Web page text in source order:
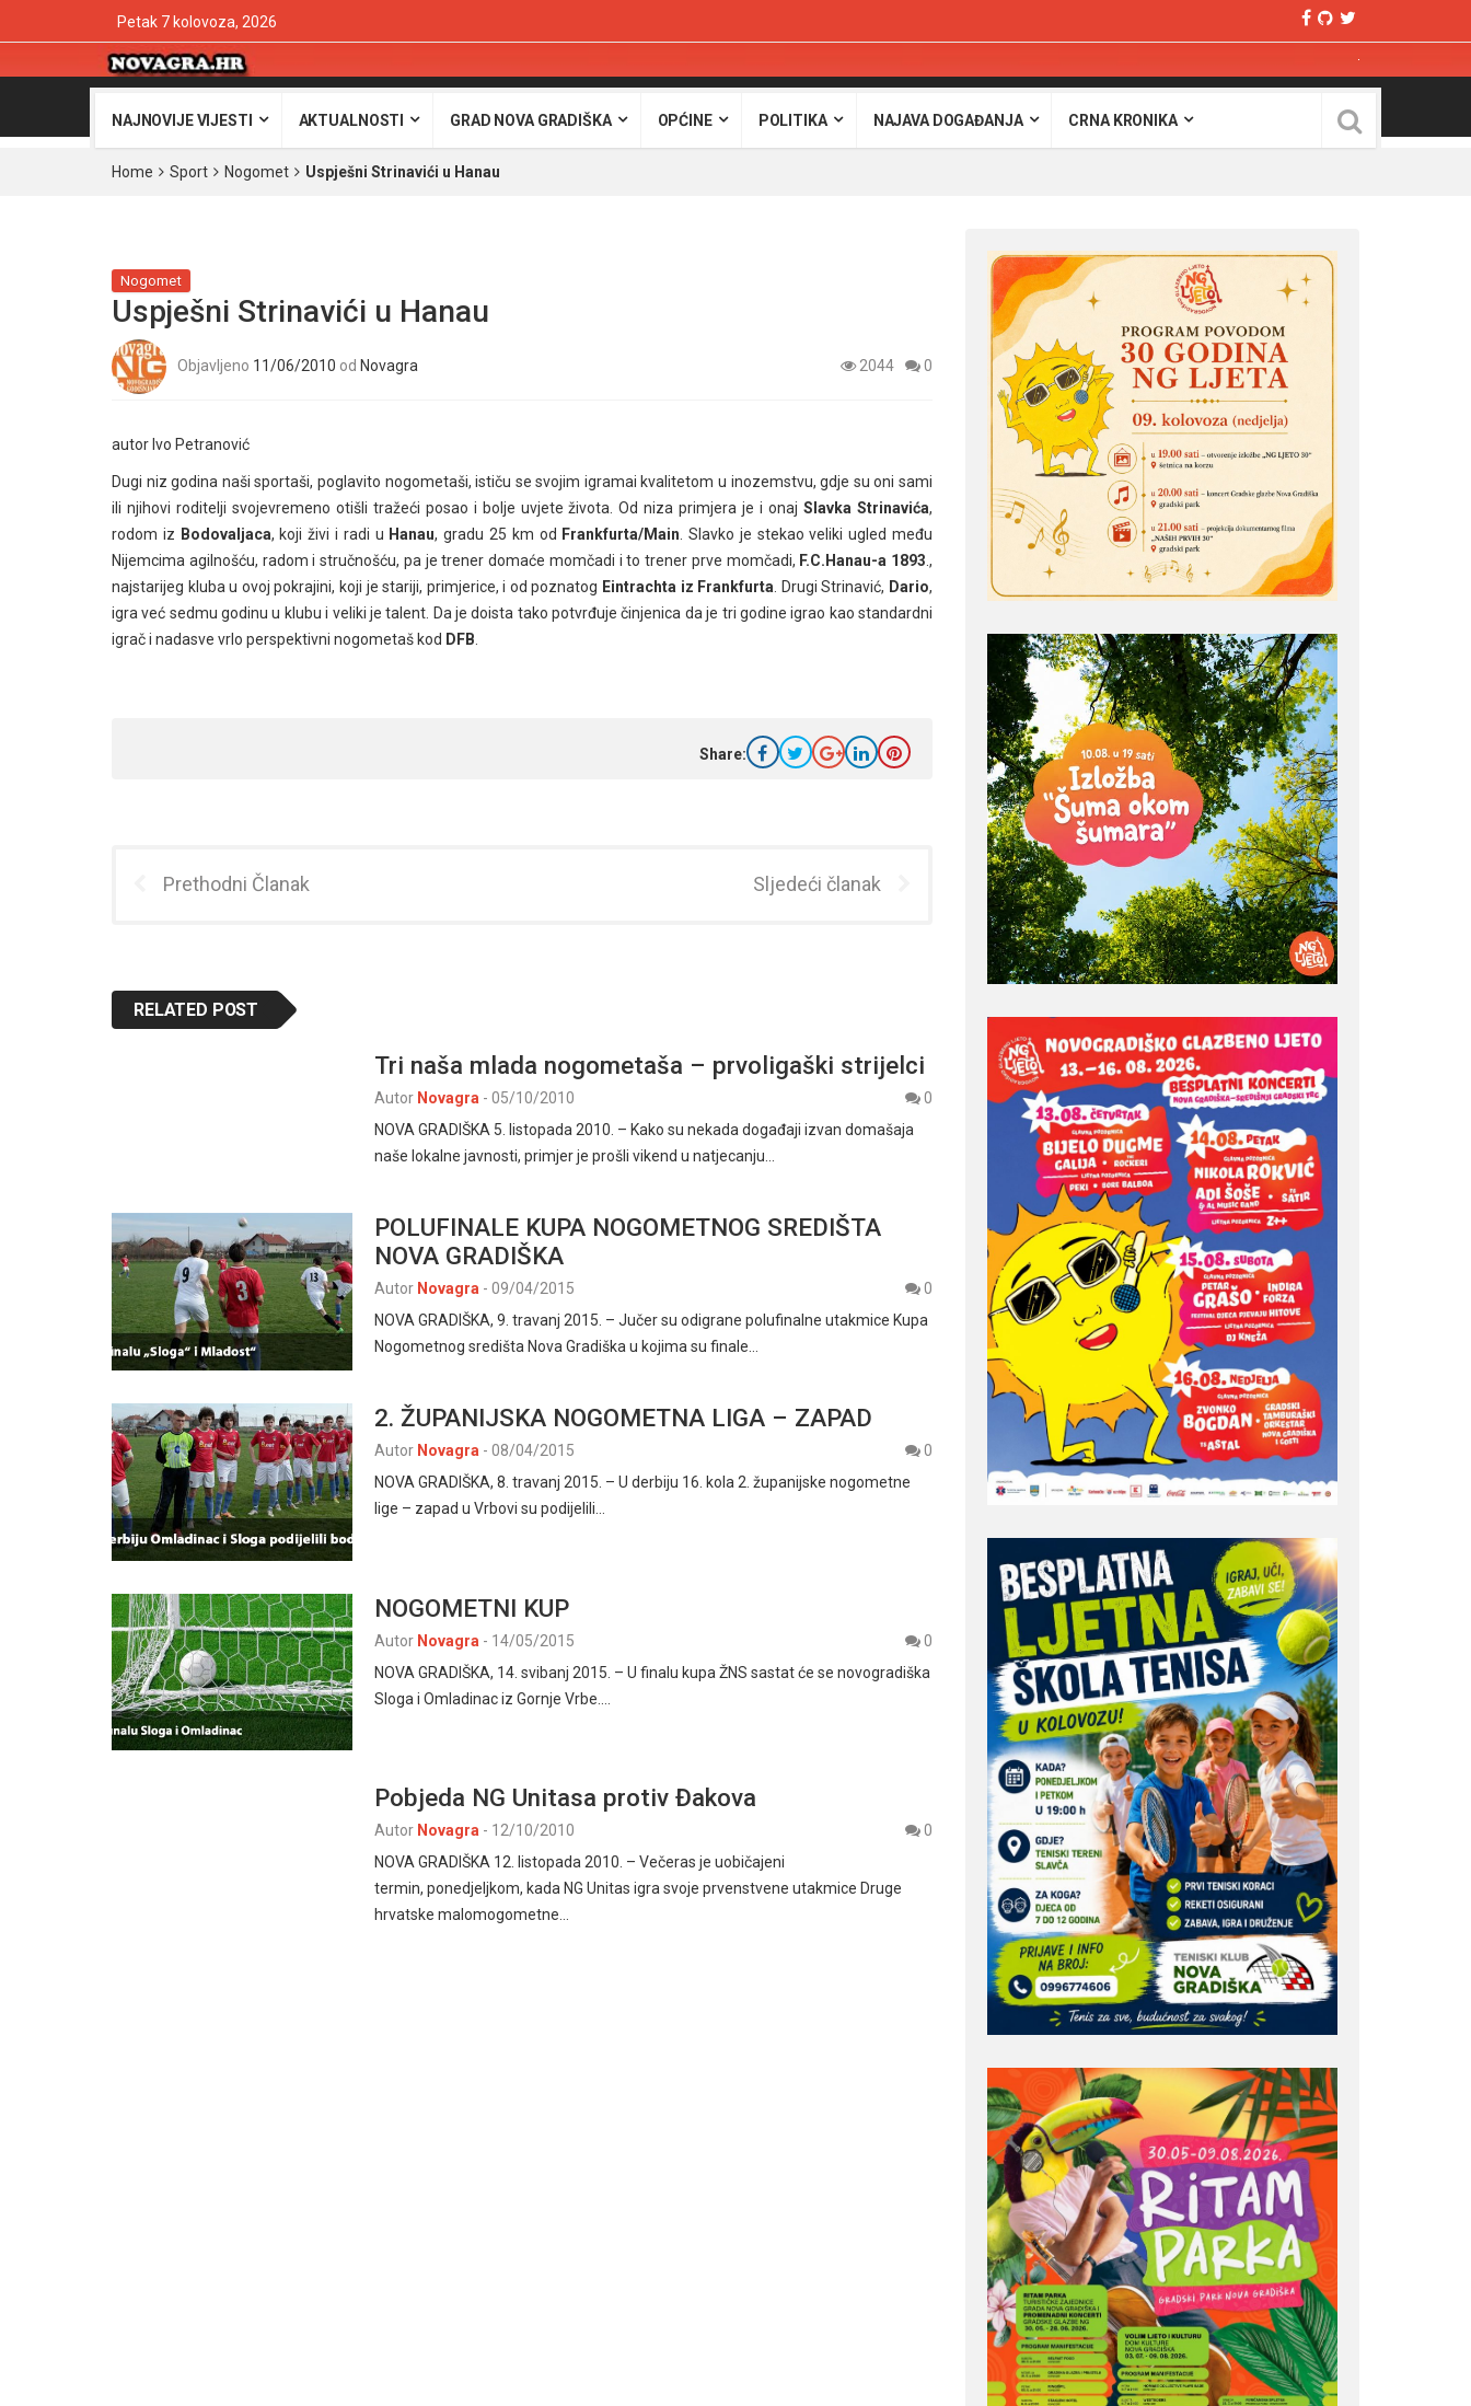
Petak 7 kolovoza, 2026
NAJNOVIJE VIJESTI AKTUALNOSTI GRAD NOVA GRADIŠKA OPĆINE POLITIKA NAJAVA DOGAĐANJA CRNA KRONIKA
Home Sport Nogomet Uspješni Strinavići u Hanau
Nogomet
Uspješni Strinavići u Hanau
Objavljeno 11/06/2010 od Novagra 2044 0
autor Ivo Petranović
Dugi niz godina naši sportaši, poglavito nogometaši, ističu se svojim igramai kvalitetom u inozemstvu, gdje su oni sami
ili njihovi roditelji svojevremeno otišli tražeći posao i bolje uvjete života. Od niza primjera je i onajSlavka Strinavića,
rodom iz Bodovaljaca, koji živi i radi u Hanau, gradu 25 km od Frankfurta/Main . Slavko je stekao veliki ugled među
Nijemcima agilnošću, radom i stručnošću, pa je trener domaće momčadi i to trener prve momčadi, F.C.Hanau-a 1893 .,
najstarijeg kluba u ovoj pokrajini, koji je stariji, primjerice, i od poznatog Eintrachta iz Frankfurta . Drugi Strinavić, Dario,
igra već sedmu godinu u klubu i veliki je talent. Da je doista tako potvrđuje činjenica da je tri godine igrao kao standardni
igrač i nadasve vrlo perspektivni nogometaš kod DFB
Share:
Prethodni Članak Sljedeći članak
RELATED POST
Tri naša mlada nogometaša – prvoligaški strijelci
Autor Novagra - 05/10/2010
0
NOVA GRADIŠKA 5. listopada 2010. – Kako su nekada događaji izvan domašaja
naše lokalne javnosti, primjer je prošli vikend u natjecanju…
POLUFINALE KUPA NOGOMETNOG SREDIŠTA
NOVA GRADIŠKA
Autor Novagra - 09/04/2015
0
NOVA GRADIŠKA, 9. travanj 2015. – Jučer su odigrane polufinalne utakmice Kupa
Nogometnog središta Nova Gradiška u kojima su finale…
2. ŽUPANIJSKA NOGOMETNA LIGA – ZAPAD
Autor Novagra - 08/04/2015
0
NOVA GRADIŠKA, 8. travanj 2015. – U derbiju 16. kola 2. županijske nogometne
lige – zapad u Vrbovi su podijelili…
NOGOMETNI KUP
Autor Novagra - 14/05/2015
0
NOVA GRADIŠKA, 14. svibanj 2015. – U finalu kupa ŽNS sastat će se novogradiška
Sloga i Omladinac iz Gornje Vrbe.…
Pobjeda NG Unitasa protiv Đakova
Autor Novagra - 12/10/2010
0
NOVA GRADIŠKA 12. listopada 2010. – Večeras je uobičajeni
termin, ponedjeljkom, kada NG Unitas igra svoje prvenstvene utakmice Druge
hrvatske malomogometne…